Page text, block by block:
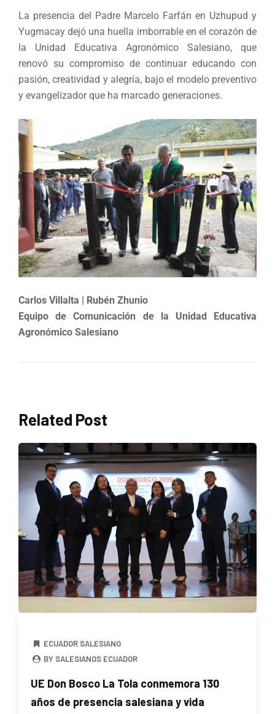
La presencia del Padre Marcelo Farfán en Uzhupud y
Yugmacay dejó una huella imborrable en el corazón de
la Unidad Educativa Agronómico Salesiano, que
renovó su compromiso de continuar educando con
pasión, creatividad y alegría, bajo el modelo preventivo
y evangelizador que ha marcado generaciones.
Carlos Villalta | Rubén Zhunio
Equipo de Comunicación de la Unidad Educativa
Agronómico Salesiano
Related Post
ECUADOR SALESIANO
BY SALESIANOS ECUADOR
UE Don Bosco La Tola conmemora 130
años de presencia salesiana y vida